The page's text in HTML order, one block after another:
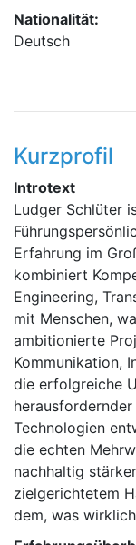
Nationalität:
Deutsch
Kurzprofil
Introtext
Ludger Schlüter
Erfahrung im
kombiniert
Engineering,
mit Menschen,
ambitionierte
Kommunikation,
die erfolgreiche
Technologien
die echten
nachhaltig
zielgerichtetem
dem, was